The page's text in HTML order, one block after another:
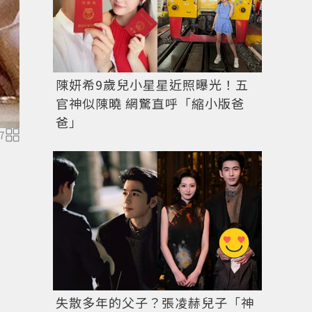
7
instagram
陳妍希9歲兒小星星近照曝光！五
官神似陳曉 網驚直呼「縮小版爸
爸」
失散多年的父子？張凌赫兒子「神